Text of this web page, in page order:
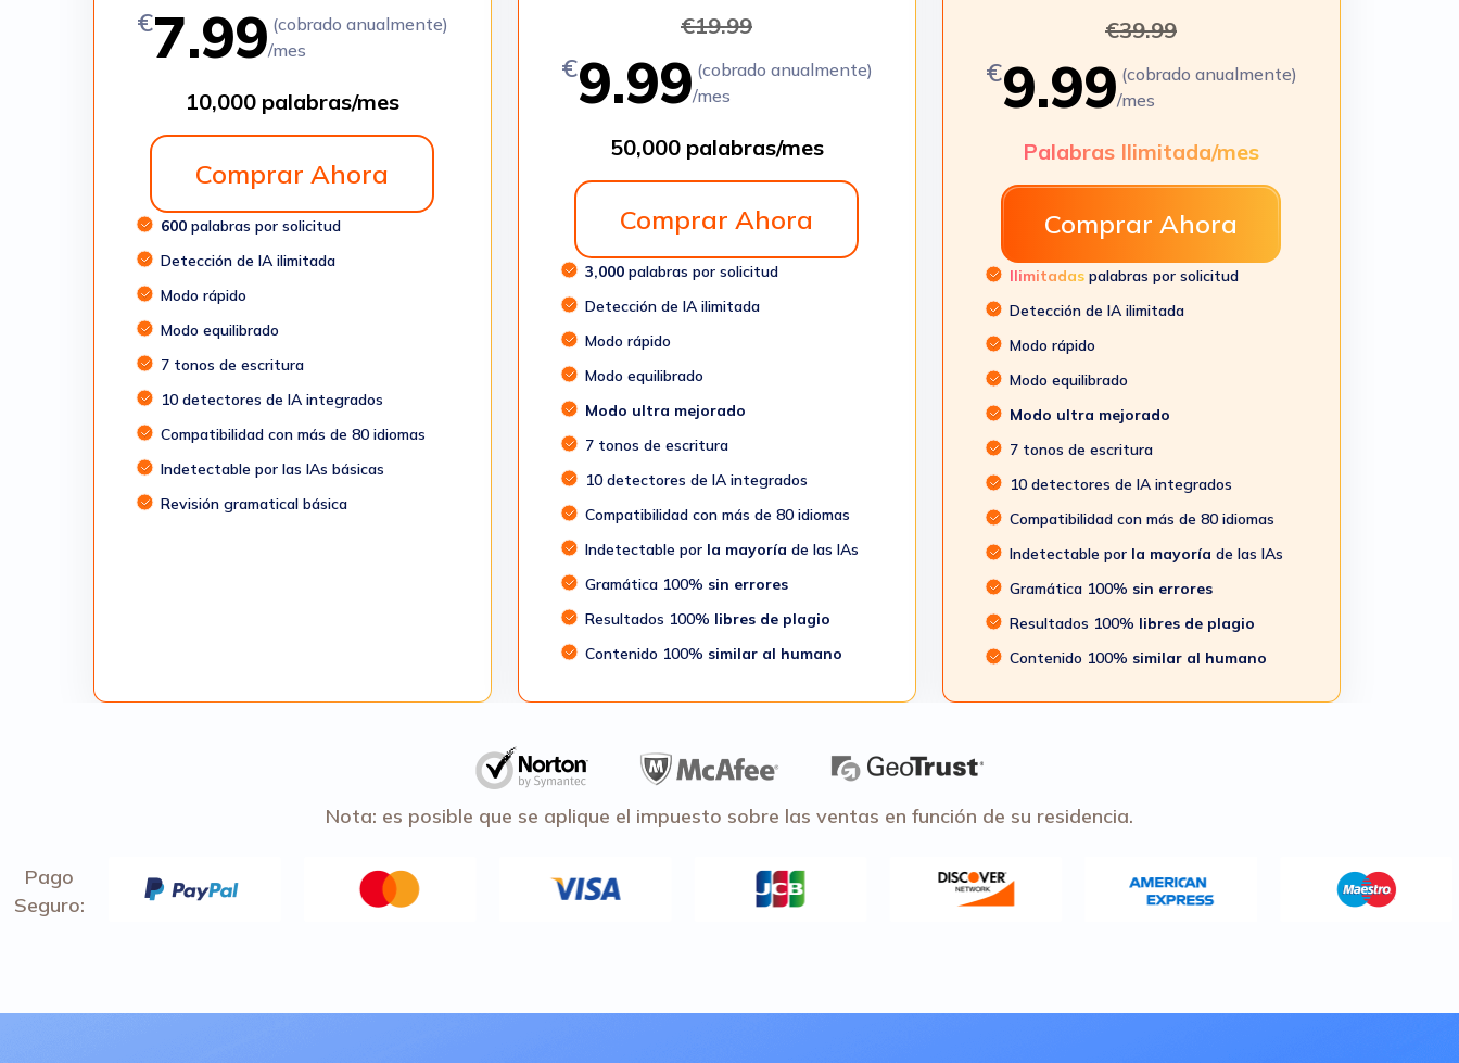
€7.99 (cobrado anualmente)
/mes
10,000 palabras/mes
Comprar Ahora
600palabras por solicitud
Detección de IA ilimitada
Modo rápido
Modo equilibrado
7 tonos de escritura
10 detectores de IA integrados
Compatibilidad con más de 80 idiomas
Indetectable por las IAs básicas
Revisión gramatical básica
€19.99
€9.99 (cobrado anualmente)
/mes
50,000 palabras/mes
Comprar Ahora
3,000palabras por solicitud
Detección de IA ilimitada
Modo rápido
Modo equilibrado
Modo ultra mejorado
7 tonos de escritura
10 detectores de IA integrados
Compatibilidad con más de 80 idiomas
Indetectable por la mayoría de las IAs
Gramática 100% sin errores
Resultados 100% libres de plagio
Contenido 100% similar al humano
€39.99
€9.99 (cobrado anualmente)
/mes
Palabras Ilimitada/mes
Comprar Ahora
Ilimitadaspalabras por solicitud
Detección de IA ilimitada
Modo rápido
Modo equilibrado
Modo ultra mejorado
7 tonos de escritura
10 detectores de IA integrados
Compatibilidad con más de 80 idiomas
Indetectable por la mayoría de las IAs
Gramática 100% sin errores
Resultados 100% libres de plagio
Contenido 100% similar al humano
Nota: es posible que se aplique el impuesto sobre las ventas en función de su residencia.
Pago
Seguro: